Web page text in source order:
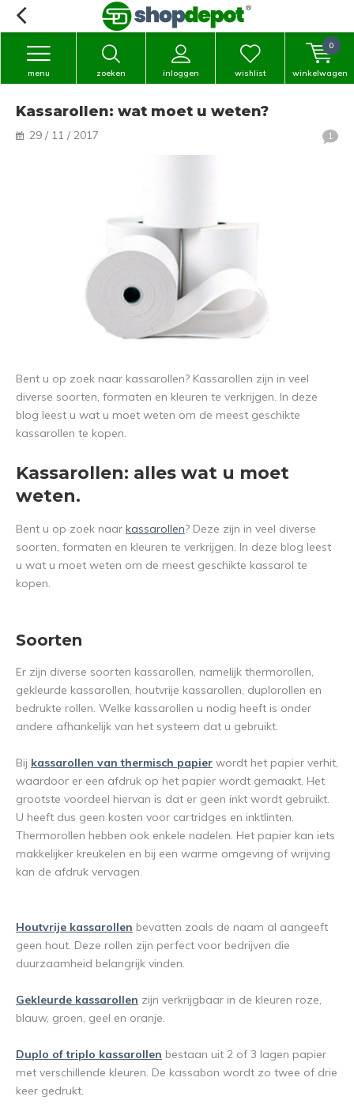
zoeken inloggen
menu wishlist winkelwagen
0
Kassarollen: wat moet u weten?
29 / 11 / 2017 1
Bent u op zoek naar kassarollen? Kassarollen zijn in veel
diverse soorten, formaten en kleuren te verkrijgen. In deze
blog leest u wat u moet weten om de meest geschikte
kassarollen te kopen.
Kassarollen: alles wat u moet
weten.
Bent u op zoek naar kassarollen? Deze zijn in veel diverse
soorten, formaten en kleuren te verkrijgen. In deze blog leest
u wat u moet weten om de meest geschikte kassarol te
kopen.
Soorten
Er zijn diverse soorten kassarollen, namelijk thermorollen,
gekleurde kassarollen, houtvrije kassarollen, duplorollen en
bedrukte rollen. Welke kassarollen u nodig heeft is onder
andere afhankelijk van het systeem dat u gebruikt.
Bij kassarollen van thermisch papier wordt het papier verhit,
waardoor er een afdruk op het papier wordt gemaakt. Het
grootste voordeel hiervan is dat er geen inkt wordt gebruikt.
U heeft dus geen kosten voor cartridges en inktlinten.
Thermorollen hebben ook enkele nadelen. Het papier kan iets
makkelijker kreukelen en bij een warme omgeving of wrijving
kan de afdruk vervagen.
Houtvrije kassarollen bevatten zoals de naam al aangeeft
geen hout. Deze rollen zijn perfect voor bedrijven die
duurzaamheid belangrijk vinden.
Gekleurde kassarollen zijn verkrijgbaar in de kleuren roze,
blauw, groen, geel en oranje.
Duplo of triplo kassarollen bestaan uit 2 of 3 lagen papier
met verschillende kleuren. De kassabon wordt zo twee of drie
keer gedrukt.